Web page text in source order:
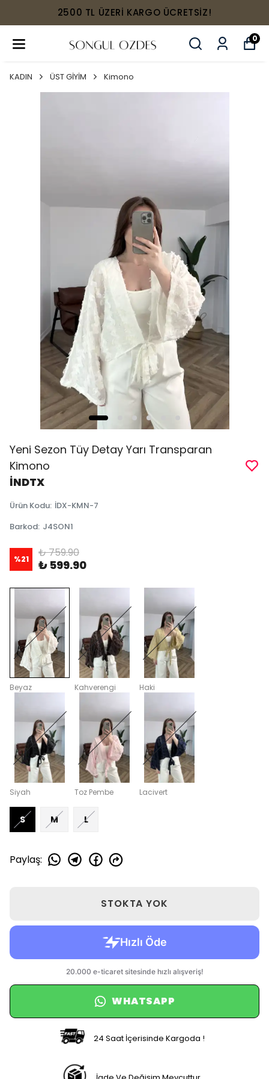
2500 TL ÜZERİ KARGO ÜCRETSİZ!
0
KADIN ÜST GİYİM Kimono
Yeni Sezon Tüy Detay Yarı Transparan
Kimono
İNDTX
Ürün Kodu: İDX-KMN-7
Barkod: J4SON1
%21 ₺ 759.90
₺ 599.90
Beyaz Kahverengi Haki
Siyah Toz Pembe Lacivert
S M L
Paylaş:
STOKTA YOK
WHATSAPP
24 Saat İçerisinde Kargoda !